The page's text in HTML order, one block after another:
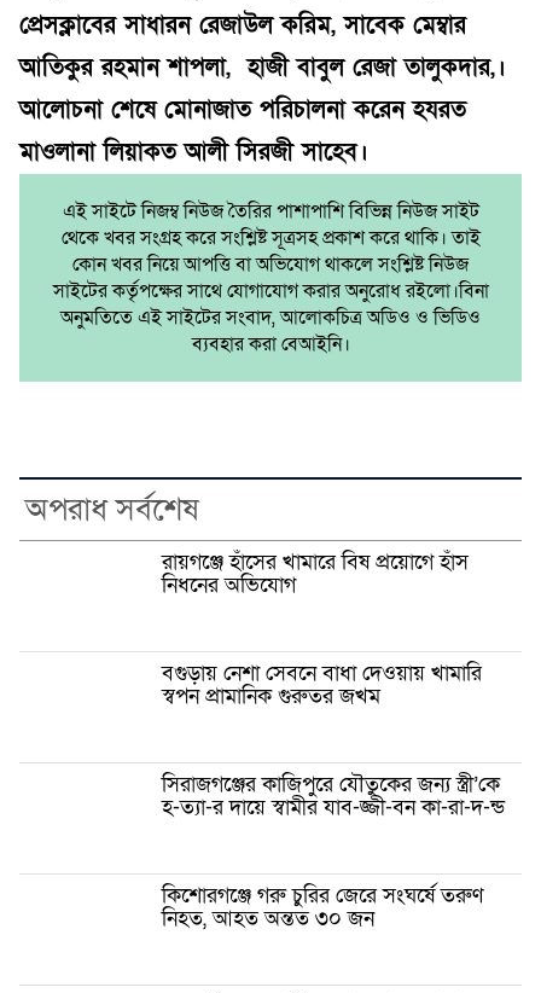
প্রেসক্লাবের সাধারন রেজাউল করিম, সাবেক মেম্বার
আতিকুর রহমান শাপলা, হাজী বাবুল রেজা তালুকদার,।
আলোচনা শেষে মোনাজাত পরিচালনা করেন হযরত
মাওলানা লিয়াকত আলী সিরজী সাহেব।
এই সাইটে নিজম্ব নিউজ তৈরির পাশাপাশি বিভিন্ন নিউজ সাইট
থেকে খবর সংগ্রহ করে সংশ্লিষ্ট সূত্রসহ প্রকাশ করে থাকি। তাই
কোন খবর নিয়ে আপত্তি বা অভিযোগ থাকলে সংশ্লিষ্ট নিউজ
সাইটের কর্তৃপক্ষের সাথে যোগাযোগ করার অনুরোধ রইলো।বিনা
অনুমতিতে এই সাইটের সংবাদ, আলোকচিত্র অডিও ও ভিডিও
ব্যবহার করা বেআইনি।
অপরাধ সর্বশেষ
রায়গঞ্জে হাঁসের খামারে বিষ প্রয়োগে হাঁস
নিধনের অভিযোগ
বগুড়ায় নেশা সেবনে বাধা দেওয়ায় খামারি
স্বপন প্রামানিক গুরুতর জখম
সিরাজগঞ্জের কাজিপুরে যৌতুকের জন্য স্ত্রী’কে
হ-ত্যা-র দায়ে স্বামীর যাব-জ্জী-বন কা-রা-দ-ন্ড
কিশোরগঞ্জে গরু চুরির জেরে সংঘর্ষে তরুণ
নিহত, আহত অন্তত ৩০ জন